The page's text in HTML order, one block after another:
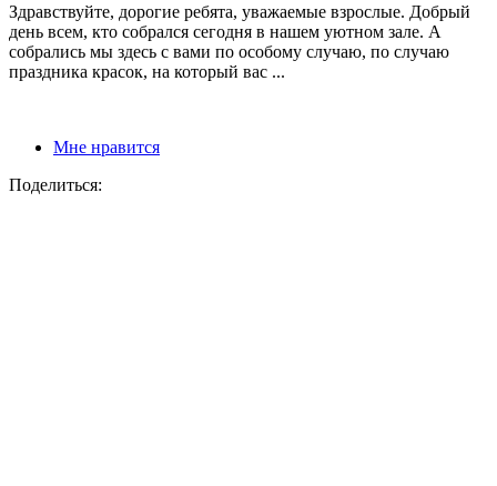
Здравствуйте, дорогие ребята, уважаемые взрослые. Добрый
день всем, кто собрался сегодня в нашем уютном зале. А
собрались мы здесь с вами по особому случаю, по случаю
праздника красок, на который вас ...
Мне нравится
Поделиться: